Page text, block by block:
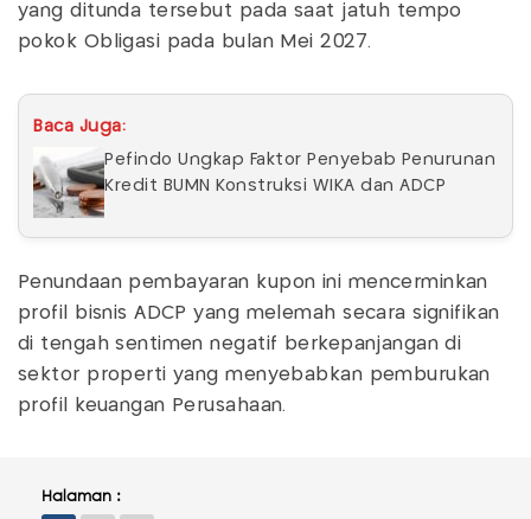
yang ditunda tersebut pada saat jatuh tempo
pokok Obligasi pada bulan Mei 2027.
Baca Juga:
Pefindo Ungkap Faktor Penyebab Penurunan
Kredit BUMN Konstruksi WIKA dan ADCP
Penundaan pembayaran kupon ini mencerminkan
profil bisnis ADCP yang melemah secara signifikan
di tengah sentimen negatif berkepanjangan di
sektor properti yang menyebabkan pemburukan
profil keuangan Perusahaan.
Halaman :